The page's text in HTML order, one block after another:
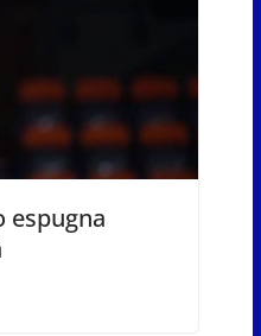
espugna